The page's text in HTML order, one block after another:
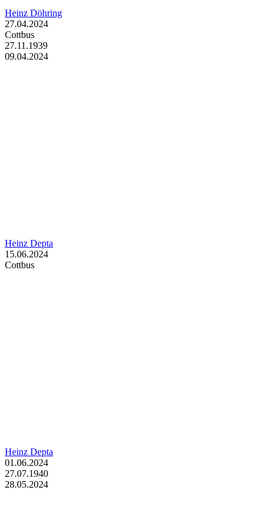
Heinz Döhring
27.04.2024
Cottbus
27.11.1939
09.04.2024
Heinz Depta
15.06.2024
Cottbus
Heinz Depta
01.06.2024
27.07.1940
28.05.2024